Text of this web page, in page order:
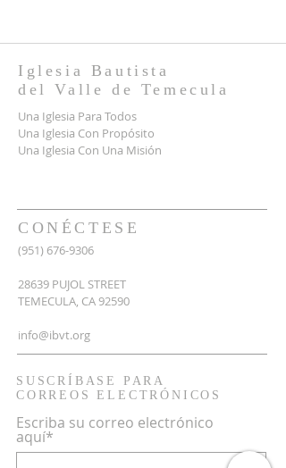
Iglesia Bautista
delValle de Temecula
CONÉCTESE
(951) 676-9306
28639 PUJOL STREET
TEMECULA, CA 92590
info@ibvt.org
SUSCRÍBASE PARA
CORREOS ELECTRÓNICOS
Escriba su correo electrónico
aquí*
Una Iglesia Para Todos
Una Iglesia Con Propósito
Una Iglesia Con Una Misión